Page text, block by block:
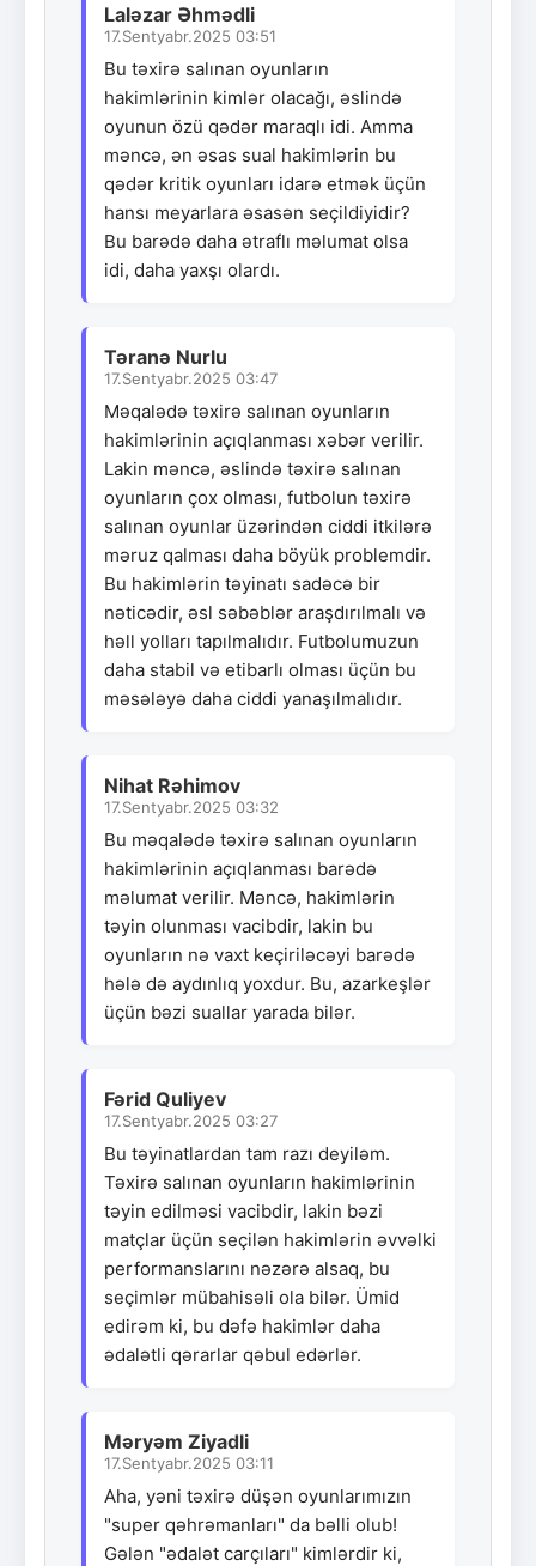
Laləzar Əhmədli
17.Sentyabr.2025 03:51
Bu təxirə salınan oyunların
hakimlərinin kimlər olacağı, əslində
oyunun özü qədər maraqlı idi. Amma
məncə, ən əsas sual hakimlərin bu
qədər kritik oyunları idarə etmək üçün
hansı meyarlara əsasən seçildiyidir?
Bu barədə daha ətraflı məlumat olsa
idi, daha yaxşı olardı.
Təranə Nurlu
17.Sentyabr.2025 03:47
Məqalədə təxirə salınan oyunların
hakimlərinin açıqlanması xəbər verilir.
Lakin məncə, əslində təxirə salınan
oyunların çox olması, futbolun təxirə
salınan oyunlar üzərindən ciddi itkilərə
məruz qalması daha böyük problemdir.
Bu hakimlərin təyinatı sadəcə bir
nəticədir, əsl səbəblər araşdırılmalı və
həll yolları tapılmalıdır. Futbolumuzun
daha stabil və etibarlı olması üçün bu
məsələyə daha ciddi yanaşılmalıdır.
Nihat Rəhimov
17.Sentyabr.2025 03:32
Bu məqalədə təxirə salınan oyunların
hakimlərinin açıqlanması barədə
məlumat verilir. Məncə, hakimlərin
təyin olunması vacibdir, lakin bu
oyunların nə vaxt keçiriləcəyi barədə
hələ də aydınlıq yoxdur. Bu, azarkeşlər
üçün bəzi suallar yarada bilər.
Fərid Quliyev
17.Sentyabr.2025 03:27
Bu təyinatlardan tam razı deyiləm.
Təxirə salınan oyunların hakimlərinin
təyin edilməsi vacibdir, lakin bəzi
matçlar üçün seçilən hakimlərin əvvəlki
performanslarını nəzərə alsaq, bu
seçimlər mübahisəli ola bilər. Ümid
edirəm ki, bu dəfə hakimlər daha
ədalətli qərarlar qəbul edərlər.
Məryəm Ziyadli
17.Sentyabr.2025 03:11
Aha, yəni təxirə düşən oyunlarımızın
"super qəhrəmanları" da bəlli olub!
Gələn "ədalət carçıları" kimlərdir ki,